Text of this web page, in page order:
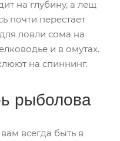
на глубину, а лещ
почти перестает
ловли сома на
и в омутах.
на спиннинг.
рыболова
всегда быть в